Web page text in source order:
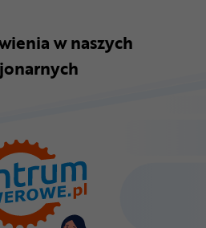
w naszych